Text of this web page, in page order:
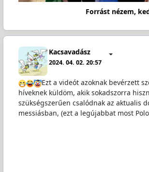
Forrást nézem,
Kacsavadász
2024. 04. 02. 20:57
Ezt a videót azoknak bevérzett
híveknek küldöm, akik sokadszorra
szükségszerűen csalódnak az aktualis
messiásban, (ezt a legújabbat most